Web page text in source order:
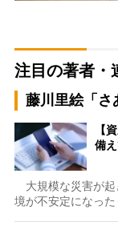
注目の著者・
藤川里絵「さ
【
備
大規模な災害が起
境が不安定になっ